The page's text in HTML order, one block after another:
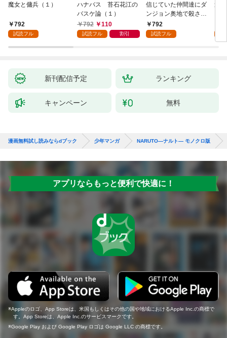
魔女と傭兵（１）
792
試読フル
ハナバス 苔石花江の
バスケ論（１）
792
110
試読フル 割引
信じていた仲間達にダ
ンジョン奥地で殺され
かけたがギフト『無限
ガチャ』でレベル９９
（１）
792
試読フル
追
強
～
新刊配信予定 ランキング
キャンペーン 無料
漫画無料試し読みならdブック 少年マンガ NARUTO―ナルト― モノクロ版
アプリならもっと便利で快適に！
Appleのロゴ、App Storeは、米国もしくはその他の国や地域におけるApple Inc.の商標で
す。App Storeは、Apple Inc.のサービスマークです。
Google Play および Google Play ロゴは Google LLC の商標です。